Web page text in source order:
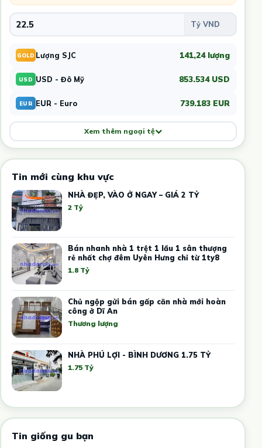
GOLD Lượng SJC 141,24 lượng
USD USD - Đô Mỹ 853.534 USD
EUR EUR - Euro 739.183 EUR
Xem thêm ngoại tệ
Tin mới cùng khu vực
NHÀ ĐẸP, VÀO Ở NGAY – GIÁ 2 TỶ
2 Tỷ
Bán nhanh nhà 1 trệt 1 lầu 1 sân thượng
rẻ nhất chợ đêm Uyên Hưng chỉ từ 1ty8
1.8 Tỷ
Chủ ngộp gửi bán gấp căn nhà mới hoàn
công ở Dĩ An
Thương lượng
NHÀ PHÚ LỢI - BÌNH DƯƠNG 1.75 TỶ
1.75 Tỷ
Tin giống gu bạn